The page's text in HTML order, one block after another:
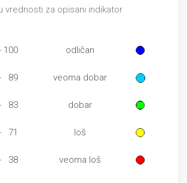
vrednosti za opisani indikator
100 odličan
- 89 veoma dobar
- 83 dobar
71 loš
38 veoma loš